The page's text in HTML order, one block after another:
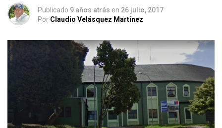
Publicado 9 años atrás en 26 julio, 2017
Por Claudio Velásquez Martínez